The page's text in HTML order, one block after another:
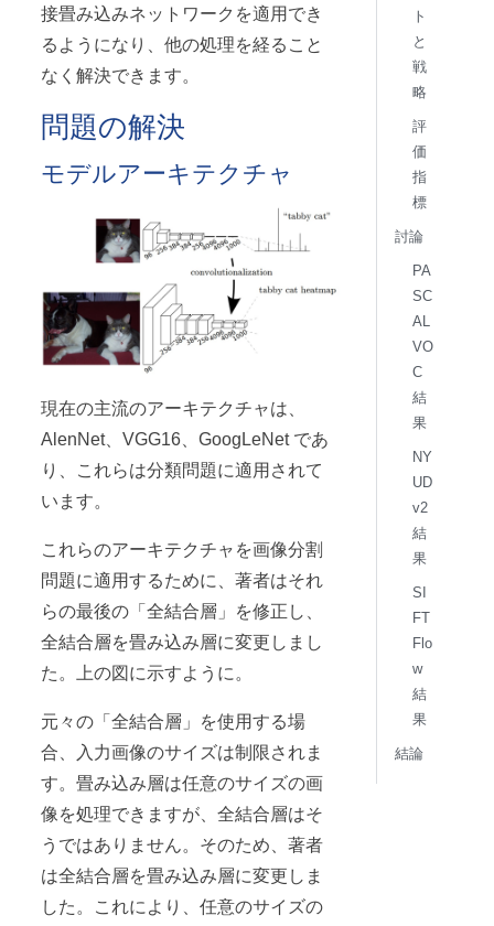
接畳み込みネットワークを適用でき
るようになり、他の処理を経ること
なく解決できます。
問題の解決
モデルアーキテクチャ
現在の主流のアーキテクチャは、
AlenNet、VGG16、GoogLeNet であ
り、これらは分類問題に適用されて
います。
これらのアーキテクチャを画像分割
問題に適用するために、著者はそれ
らの最後の「全結合層」を修正し、
全結合層を畳み込み層に変更しまし
た。上の図に示すように。
元々の「全結合層」を使用する場
合、入力画像のサイズは制限されま
す。畳み込み層は任意のサイズの画
像を処理できますが、全結合層はそ
うではありません。そのため、著者
は全結合層を畳み込み層に変更しま
した。これにより、任意のサイズの
ト
と
戦
略
評
価
指
標
討論
PA
SC
AL
VO
C
結
果
NY
UD
v2
結
果
SI
FT
Flo
w
結
果
結論